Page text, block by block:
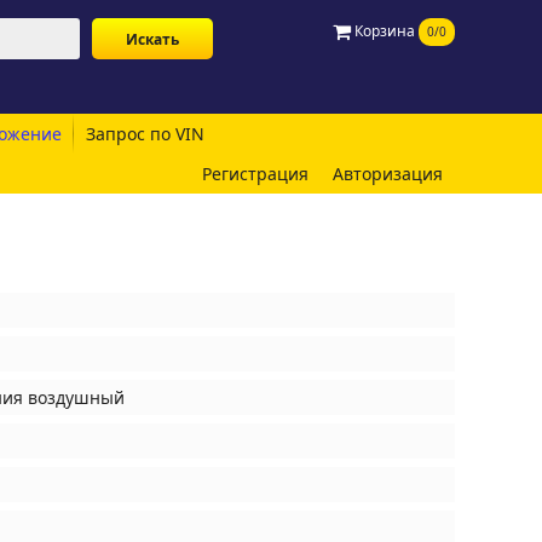
Корзина 0/0
Запрос по VIN
Регистрация
Авторизация
воздушный